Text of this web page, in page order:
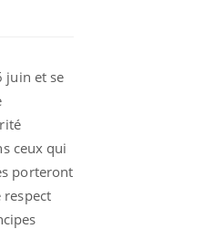
juin et se
ceux qui
porteront
respect